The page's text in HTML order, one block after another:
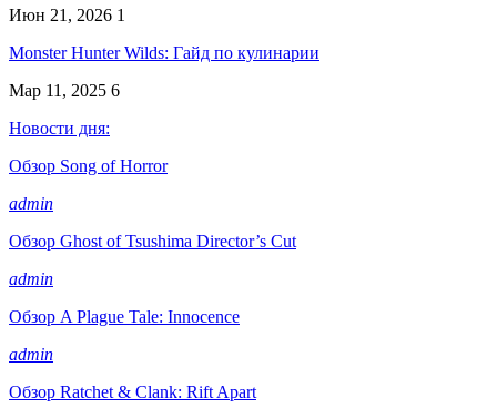
Июн 21, 2026 1
Monster Hunter Wilds: Гайд по кулинарии
Мар 11, 2025 6
Новости дня:
Обзор Song of Horror
admin
Обзор Ghost of Tsushima Director’s Cut
admin
Обзор A Plague Tale: Innocence
admin
Обзор Ratchet & Clank: Rift Apart